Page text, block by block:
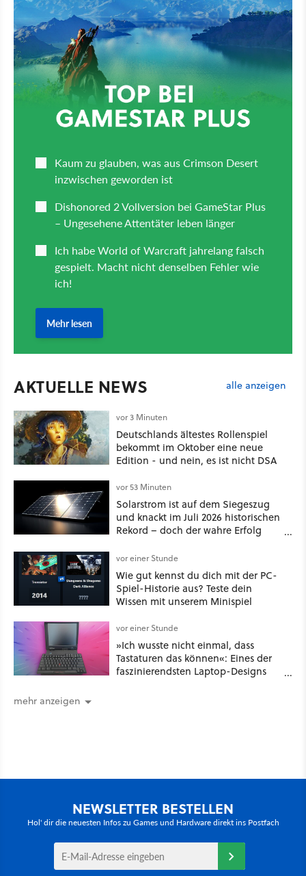
AKTUELLE NEWS alle anzeigen
vor 3 Minuten
Deutschlands ältestes Rollenspiel
bekommt im Oktober eine neue
Edition - und nein, es ist nicht DSA
vor 53 Minuten
Solarstrom ist auf dem Siegeszug
und knackt im Juli 2026 historischen
Rekord – doch der wahre Erfolg
vor einer Stunde
Wie gut kennst du dich mit der PC-
Spiel-Historie aus? Teste dein
Wissen mit unserem Minispiel
vor einer Stunde
»Ich wusste nicht einmal, dass
Tastaturen das können«: Eines der
faszinierendsten Laptop-Designs
mehr anzeigen
NEWSLETTER BESTELLEN
Hol' dir die neuesten Infos zu Games und Hardware direkt ins Postfach